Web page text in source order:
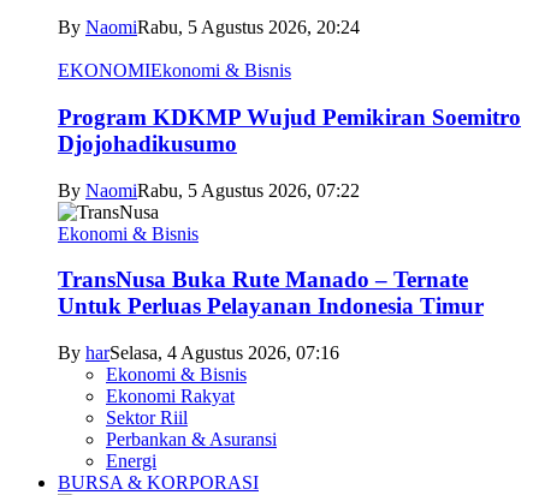
By NaomiRabu, 5 Agustus 2026, 20:24
EKONOMIEkonomi & Bisnis
Program KDKMP Wujud Pemikiran Soemitro
Djojohadikusumo
By NaomiRabu, 5 Agustus 2026, 07:22
Ekonomi & Bisnis
TransNusa Buka Rute Manado – Ternate
Untuk Perluas Pelayanan Indonesia Timur
By harSelasa, 4 Agustus 2026, 07:16
Ekonomi & Bisnis
Ekonomi Rakyat
Sektor Riil
Perbankan & Asuransi
Energi
BURSA & KORPORASI